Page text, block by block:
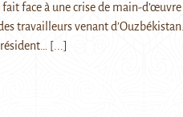
face à une crise de main-
travailleurs venant
[...]